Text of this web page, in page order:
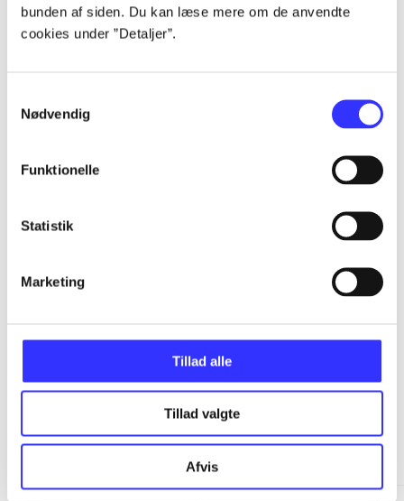
bunden af siden. Du kan læse mere om de anvendte
cookies under ”Detaljer”.
Nødvendig
Funktionelle
Statistik
Marketing
Tillad alle
Tillad valgte
Afvis
Alle registrerede artikler fordelt på udgivelser
Minder om